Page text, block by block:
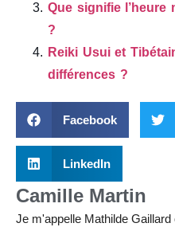
Que signifie l’heure
?
Reiki Usui et
différences ?
Facebook
LinkedIn
Camille Martin
Je m'appelle Mathilde